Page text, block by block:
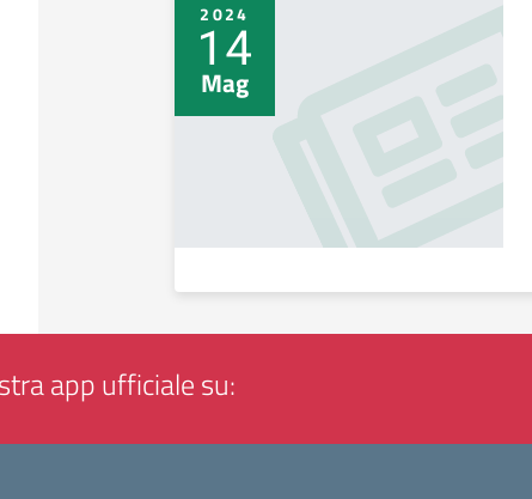
2024
14
Mag
app ufficiale su: